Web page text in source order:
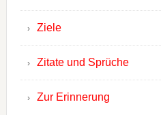
Ziele
Zitate und Sprüche
Zur Erinnerung